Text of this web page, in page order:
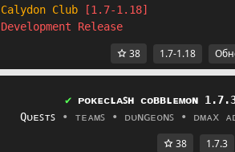
Calydon Club
[1.7-1.18]
Development Release
38 1.7-1.18
✔ ᴘᴏᴋᴇᴄʟᴀꜱʜ ᴄᴏʙʙʟᴇᴍᴏɴ 1 .7.
Qᴜᴇꜱᴛꜱ
• ᴛᴇᴀᴍꜱ • ᴅᴜɴɢᴇᴏɴꜱ • ᴅᴍᴀx
38 1.7.3